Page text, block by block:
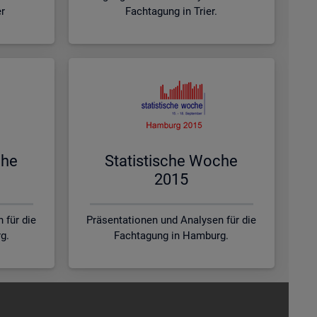
Fachtagung in Trier.
für die
Sta­tis­ti­sche Woche
2015
Präsentationen und Analysen für die
Fachtagung in Hamburg.